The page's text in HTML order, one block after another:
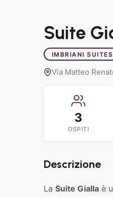
Suite
IMBRIANI SUITES
Via Matteo
3
OSPITI
Descrizione
La Suite Gialla è